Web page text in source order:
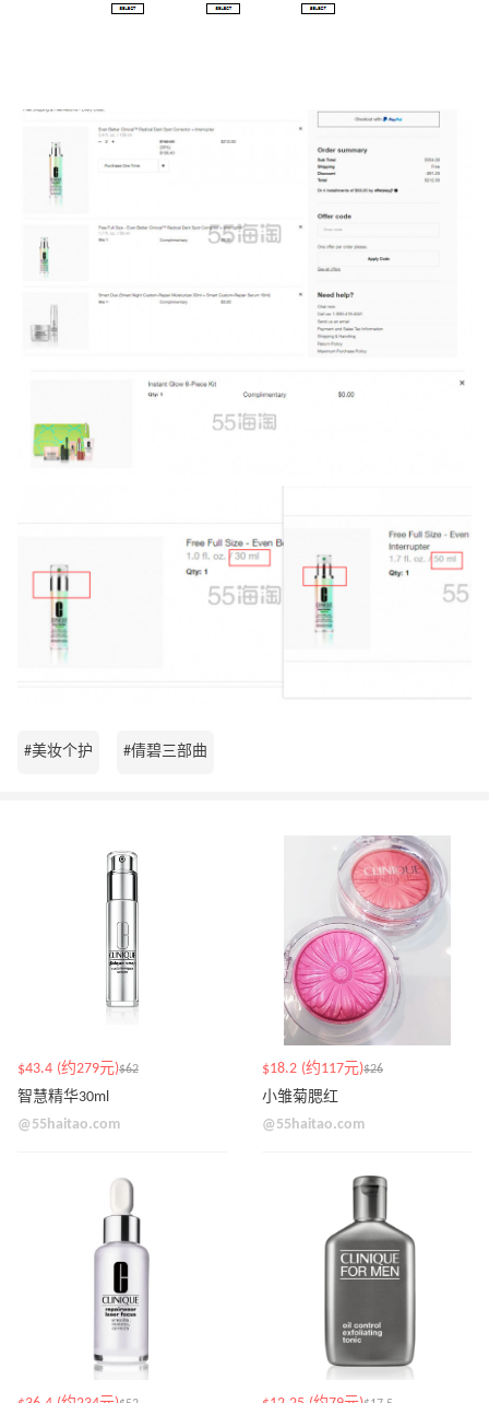
#美妆个护 #倩碧三部曲
$43.4 (约279元)$62
智慧精华30ml
@55haitao.com
$18.2 (约117元)$26
小雏菊腮红
@55haitao.com